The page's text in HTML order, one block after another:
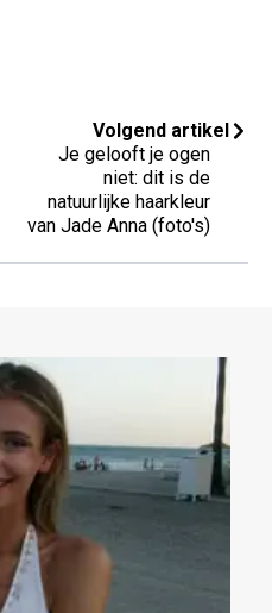
Volgend artikel
Je gelooft je ogen
niet: dit is de
natuurlijke haarkleur
van Jade Anna (foto's)